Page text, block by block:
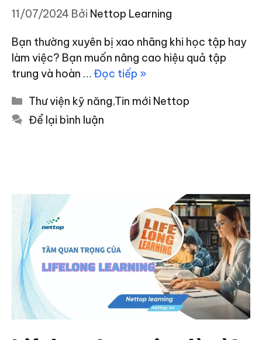
11/07/2024 Bởi Nettop Learning
Bạn thường xuyên bị xao nhãng khi học tập hay
làm việc? Bạn muốn nâng cao hiệu quả tập
trung và hoàn …Đọc tiếp »
Danh
mục
Thư viện kỹ năng,Tin mới Nettop
Để lại bình luận